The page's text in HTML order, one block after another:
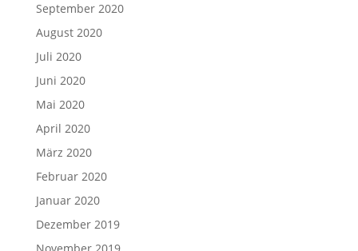
September 2020
August 2020
Juli 2020
Juni 2020
Mai 2020
April 2020
März 2020
Februar 2020
Januar 2020
Dezember 2019